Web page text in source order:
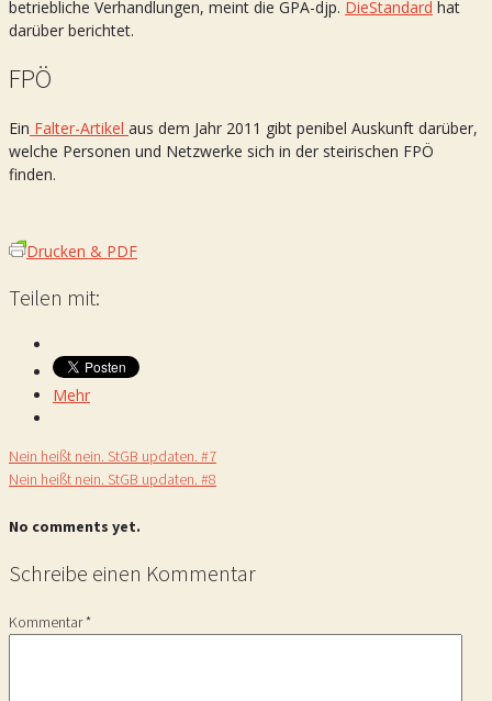
betriebliche Verhandlungen, meint die GPA-djp. DieStandard hat
darüber berichtet.
FPÖ
Ein Falter-Artikel aus dem Jahr 2011 gibt penibel Auskunft darüber,
welche Personen und Netzwerke sich in der steirischen FPÖ
finden.
Drucken & PDF
Teilen mit:
Mehr
Nein heißt nein. StGB updaten. #7
Nein heißt nein. StGB updaten. #8
No comments yet.
Schreibe einen Kommentar
Kommentar*